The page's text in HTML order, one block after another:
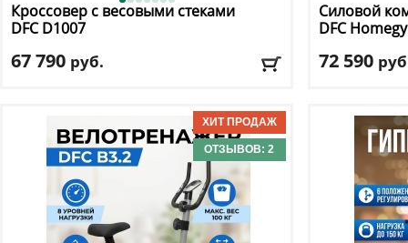
Кроссовер с весовыми стеками
DFCD1007
67 790 руб.
Доставка:БЕСПЛАТНО, 2-3 дня
Силовой
DFC
72 590
Доставка:
ОТЗЫВОВ: 2